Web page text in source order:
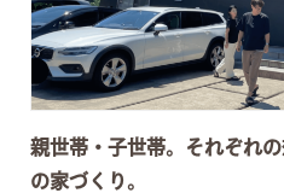
親世帯・子世帯。それぞれ
の家づくり。